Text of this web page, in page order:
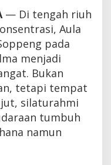
— Di tengah riuh
Aula
pada
menjadi
Bukan
tetapi tempat
silaturahmi
tumbuh
namun